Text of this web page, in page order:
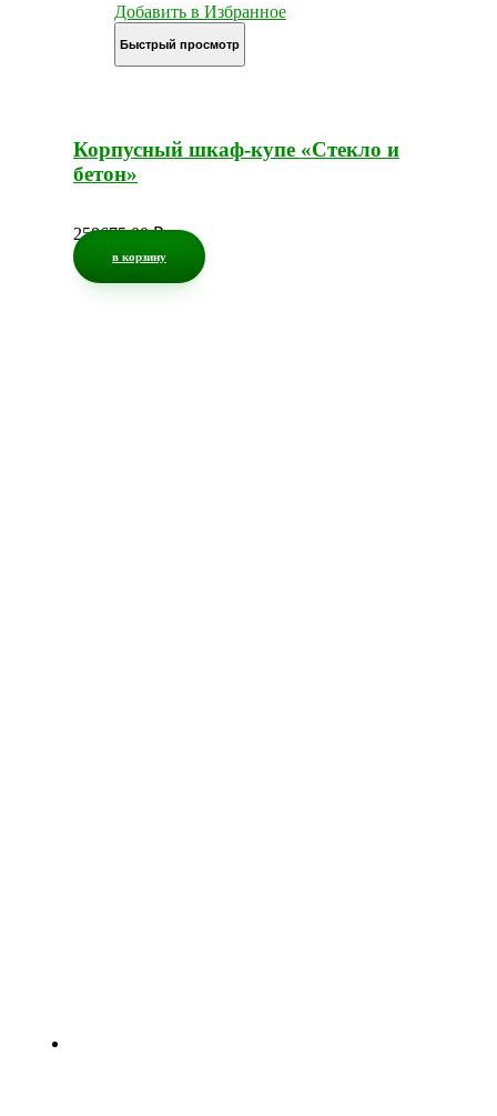
Добавить в Избранное
Быстрый просмотр
Корпусный шкаф-купе «Стекло и
бетон»
258675,00₽
в корзину